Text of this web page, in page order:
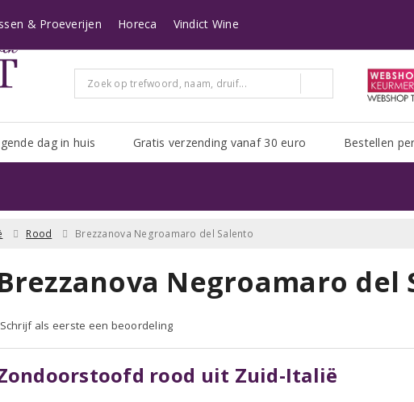
dag in huis Gratis verzending vanaf 30 euro Bestellen
& Proeverijen Horeca Vindict Wine
Rood Brezzanova Negroamaro del Salento
Negroamaro del
Schrijf als eerste een beoordeling
rood uit Zuid-Italië